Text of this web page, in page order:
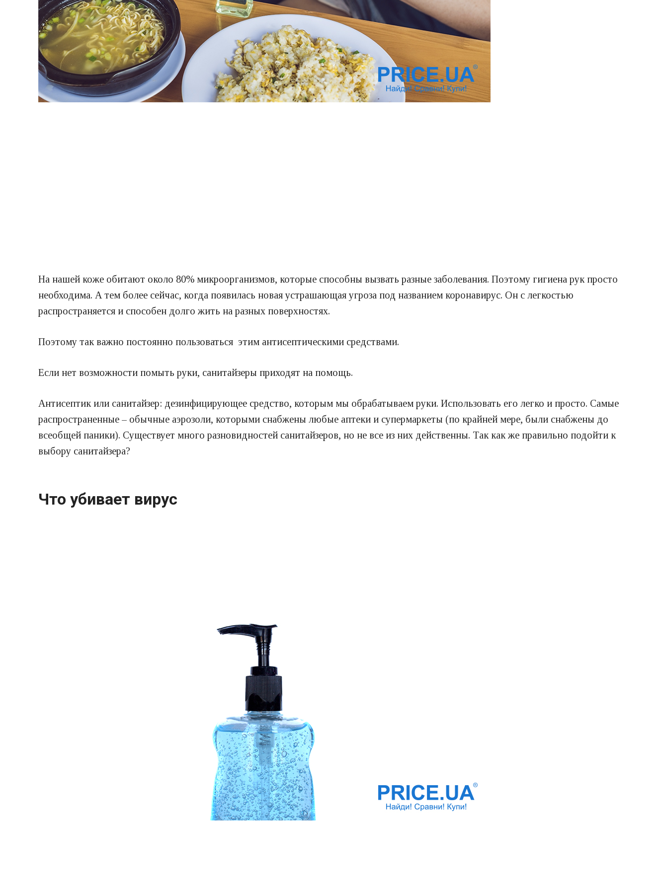
На нашей коже обитают около 80% микроорганизмов, которые способны вызвать разные заболевания. Поэтому гигиена рук просто
необходима. А тем более сейчас, когда появилась новая устрашающая угроза под названием коронавирус. Он с легкостью
распространяется и способен долго жить на разных поверхностях.
Поэтому так важно постоянно пользоваться этим антисептическими средствами.
Если нет возможности помыть руки, санитайзеры приходят на помощь.
Антисептик или санитайзер: дезинфицирующее средство, которым мы обрабатываем руки. Использовать его легко и просто. Самые
распространенные – обычные аэрозоли, которыми снабжены любые аптеки и супермаркеты (по крайней мере, были снабжены до
всеобщей паники). Существует много разновидностей санитайзеров, но не все из них действенны. Так как же правильно подойти к
выбору санитайзера?
Что убивает вирус